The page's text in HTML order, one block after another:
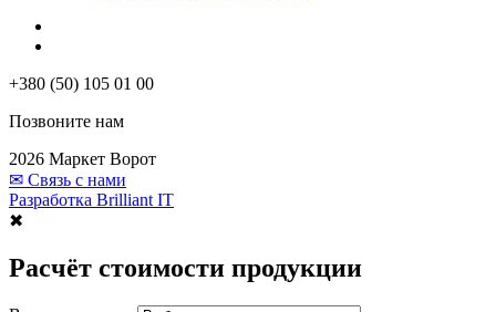
+380 (50) 105 01 00
Позвоните нам
2026 Маркет Ворот
✉ Связь с нами
Разработка Brilliant IT
✖
Расчёт стоимости продукции